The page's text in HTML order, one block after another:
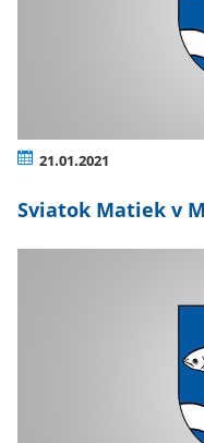
21.01.2021
Sviatok Matiek v